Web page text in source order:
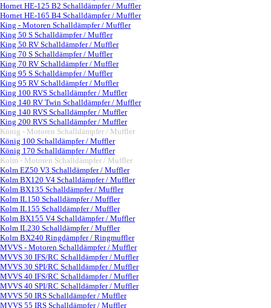
Hornet HE-125 B2 Schalldämpfer / Muffler
Hornet HE-165 B4 Schalldämpfer / Muffler
King - Motoren Schalldämpfer / Muffler▼
King 50 S Schalldämpfer / Muffler
King 50 RV Schalldämpfer / Muffler
King 70 S Schalldämpfer / Muffler
King 70 RV Schalldämpfer / Muffler
King 95 S Schalldämpfer / Muffler
King 95 RV Schalldämpfer / Muffler
King 100 RVS Schalldämpfer / Muffler
King 140 RV Twin Schalldämpfer / Muffler
King 140 RVS Schalldämpfer / Muffler
King 200 RVS Schalldämpfer / Muffler
König - Motoren Schalldämpfer / Muffler
König 100 Schalldämpfer / Muffler
König 170 Schalldämpfer / Muffler
Kolm - Motoren Schalldämpfer / Muffler
Kolm EZ50 V3 Schalldämpfer / Muffler
Kolm BX120 V4 Schalldämpfer / Muffler
Kolm BX135 Schalldämpfer / Muffler
Kolm IL150 Schalldämpfer / Muffler
Kolm IL155 Schalldämpfer / Muffler
Kolm BX155 V4 Schalldämpfer / Muffler
Kolm IL230 Schalldämpfer / Muffler
Kolm BX240 Ringdämpfer / Ringmuffler
MVVS - Motoren Schalldämpfer / Muffler▼
MVVS 30 IFS/RC Schalldämpfer / Muffler
MVVS 30 SPI/RC Schalldämpfer / Muffler
MVVS 40 IFS/RC Schalldämpfer / Muffler
MVVS 40 SPI/RC Schalldämpfer / Muffler
MVVS 50 IRS Schalldämpfer / Muffler
MVVS 55 IRS Schalldämpfer / Muffler